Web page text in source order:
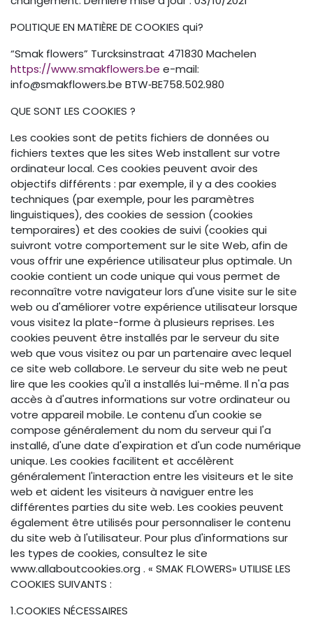
POLITIQUE EN MATIÈRE DE COOKIES qui?
“Smak flowers” Turcksinstraat 471830 Machelen
https://www.smakflowers.be e-mail:
info@smakflowers.be BTW‐BE758.502.980
QUE SONT LES COOKIES ?
Les cookies sont de petits fichiers de données ou
fichiers textes que les sites Web installent sur votre
ordinateur local. Ces cookies peuvent avoir des
objectifs différents : par exemple, il y a des cookies
techniques (par exemple, pour les paramètres
linguistiques), des cookies de session (cookies
temporaires) et des cookies de suivi (cookies qui
suivront votre comportement sur le site Web, afin de
vous offrir une expérience utilisateur plus optimale. Un
cookie contient un code unique qui vous permet de
reconnaître votre navigateur lors d'une visite sur le site
web ou d'améliorer votre expérience utilisateur lorsque
vous visitez la plate-forme à plusieurs reprises. Les
cookies peuvent être installés par le serveur du site
web que vous visitez ou par un partenaire avec lequel
ce site web collabore. Le serveur du site web ne peut
lire que les cookies qu'il a installés lui-même. Il n'a pas
accès à d'autres informations sur votre ordinateur ou
votre appareil mobile. Le contenu d'un cookie se
compose généralement du nom du serveur qui l'a
installé, d'une date d'expiration et d'un code numérique
unique. Les cookies facilitent et accélèrent
généralement l'interaction entre les visiteurs et le site
web et aident les visiteurs à naviguer entre les
différentes parties du site web. Les cookies peuvent
également être utilisés pour personnaliser le contenu
du site web à l'utilisateur. Pour plus d'informations sur
les types de cookies, consultez le site
www.allaboutcookies.org . « SMAK FLOWERS» UTILISE LES
COOKIES SUIVANTS :
1.COOKIES NÉCESSAIRES